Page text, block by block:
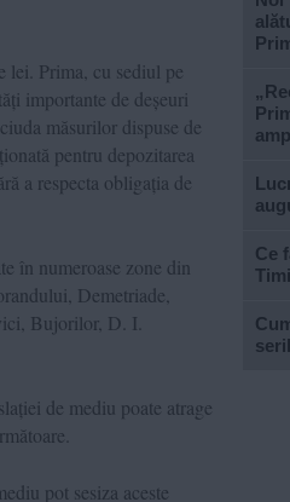
lei. Prima, cu sediul pe
importante de deșeuri
măsurilor dispuse de
pentru depozitarea
a respecta obligația de
în numeroase zone din
Demetriade,
Bujorilor, D. I.
de mediu poate atrage
pot sesiza aceste
Ce